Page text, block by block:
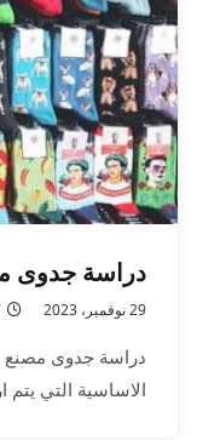
دراسة جدوى
29 نوفمبر، 2023
دراسة جدوى مصنع
الاساسية التي يتم